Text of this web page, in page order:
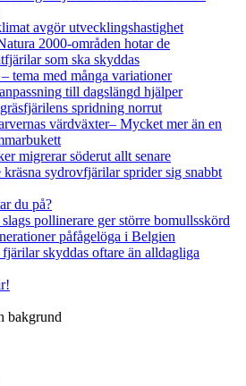
avgör utvecklingshastighet
2000-områden hotar de
som ska skyddas
tema med många variationer
till dagslängd hjälper
spridning norrut
värdväxter– Mycket mer än en
migrerar söderut allt senare
sydrovfjärilar sprider sig snabbt
du på?
pollinerare ger större bomullsskörd
påfågelöga i Belgien
skyddas oftare än alldagliga
bakgrund